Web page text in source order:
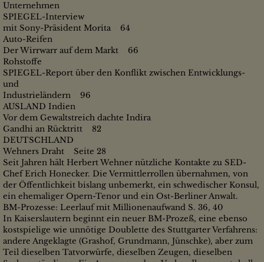
Unternehmen
SPIEGEL-Interview
mit Sony-Präsident Morita 64
Auto-Reifen
Der Wirrwarr auf dem Markt 66
Rohstoffe
SPIEGEL-Report über den Konflikt zwischen Entwicklungs-
und
Industrieländern 96
AUSLAND Indien
Vor dem Gewaltstreich dachte Indira
Gandhi an Rücktritt 82
DEUTSCHLAND
Wehners Draht Seite 28
Seit Jahren hält Herbert Wehner nützliche Kontakte zu SED-
Chef Erich Honecker. Die Vermittlerrollen übernahmen, von
der Öffentlichkeit bislang unbemerkt, ein schwedischer Konsul,
ein ehemaliger Opern-Tenor und ein Ost-Berliner Anwalt.
BM-Prozesse: Leerlauf mit Millionenaufwand S. 36, 40
In Kaiserslautern beginnt ein neuer BM-Prozeß, eine ebenso
kostspielige wie unnötige Doublette des Stuttgarter Verfahrens:
andere Angeklagte (Grashof, Grundmann, Jünschke), aber zum
Teil dieselben Tatvorwürfe, dieselben Zeugen, dieselben